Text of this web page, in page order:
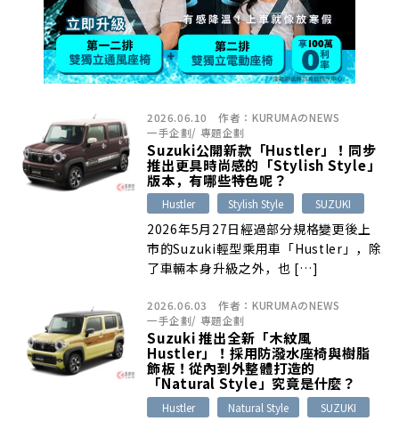
2026.06.10 作者： KURUMAのNEWS
一手企劃/ 專題企劃
Suzuki公開新款「Hustler」！同步
推出更具時尚感的「Stylish Style」
版本，有哪些特色呢？
Hustler Stylish Style SUZUKI
2026年5月27日經過部分規格變更後上
市的Suzuki輕型乘用車「Hustler」，除
了車輛本身升級之外，也 […]
2026.06.03 作者： KURUMAのNEWS
一手企劃/ 專題企劃
Suzuki 推出全新「木紋風
Hustler」！採用防潑水座椅與樹脂
飾板！從內到外整體打造的
「Natural Style」究竟是什麼？
Hustler Natural Style SUZUKI